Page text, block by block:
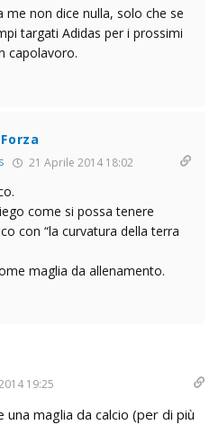
me non dice nulla, solo che se
targati Adidas per i prossimi
capolavoro.
21 Aprile 2014 18:02
come si possa tenere
con “la curvatura della terra
maglia da allenamento.
19:25
maglia da calcio (per di più